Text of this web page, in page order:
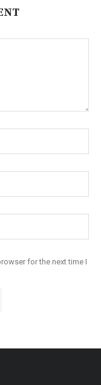
for the next time I